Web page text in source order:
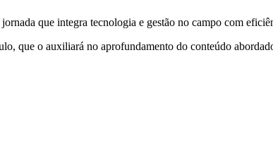
que integra tecnologia e gestão no campo com
que o auxiliará no aprofundamento do conteúdo